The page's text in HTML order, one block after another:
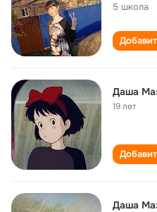
5 школа
Даша
19 лет
Даша